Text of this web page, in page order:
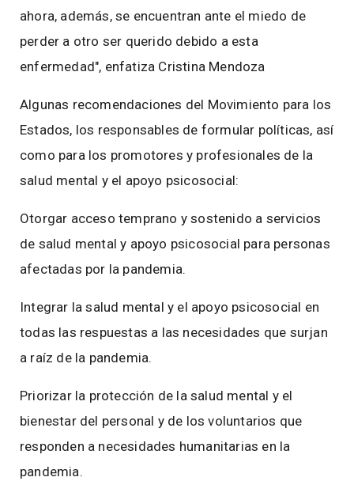
ahora, además, se encuentran ante el miedo de
perder a otro ser querido debido a esta
enfermedad", enfatiza Cristina Mendoza
Algunas recomendaciones del Movimiento para los
Estados, los responsables de formular políticas, así
como para los promotores y profesionales de la
salud mental y el apoyo psicosocial:
Otorgar acceso temprano y sostenido a servicios
de salud mental y apoyo psicosocial para personas
afectadas por la pandemia.
Integrar la salud mental y el apoyo psicosocial en
todas las respuestas a las necesidades que surjan
a raíz de la pandemia.
Priorizar la protección de la salud mental y el
bienestar del personal y de los voluntarios que
responden a necesidades humanitarias en la
pandemia.